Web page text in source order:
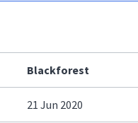
Blackforest
21 Jun 2020